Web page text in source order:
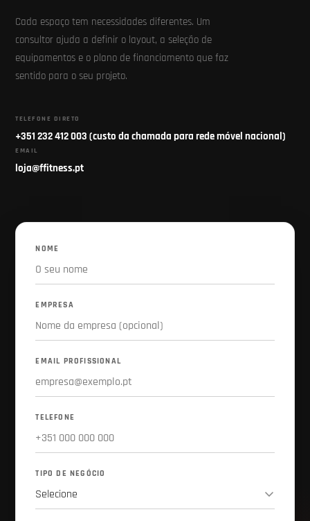
Cada espaço tem necessidades diferentes. Um
consultor ajuda a definir o layout, a seleção de
equipamentos e o plano de financiamento que faz
sentido para o seu projeto.
TELEFONE DIRETO
+351 232 412 003 (custo da chamada para rede móvel nacional)
EMAIL
loja@ffitness.pt
NOME
EMPRESA
EMAIL PROFISSIONAL
TELEFONE
TIPO DE NEGÓCIO